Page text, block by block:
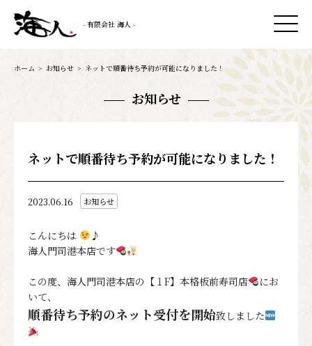
- 有限会社 海人 -
ホーム > お知らせ > ネットで順番待ち予約が可能になりました！
お知らせ
ネットで順番待ち予約が可能になりました！
2023.06.16 お知らせ
こんにちは
♪
海人門司港本店です
この度、海人門司港本店の【１F】本格板前寿司店
にお
いて、
順番待ち予約のネット受付を開始致しました